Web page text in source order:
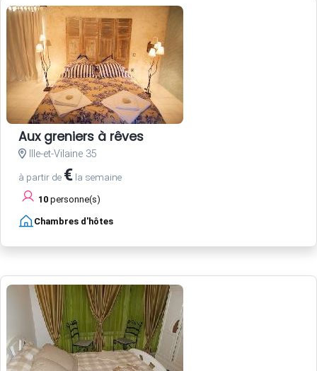
Aux greniers à rêves
Ille-et-Vilaine 35
à partir de € la semaine
10 personne(s)
Chambres d'hôtes